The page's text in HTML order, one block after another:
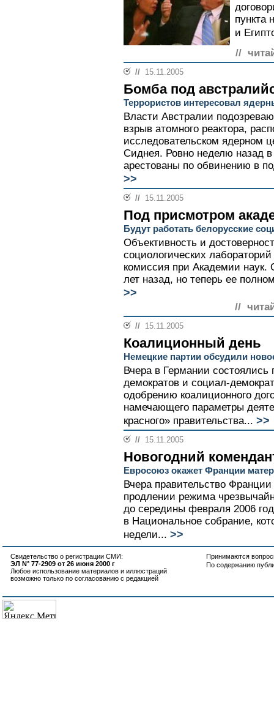
пункта
и
//
// 15.11.2005
Бомба под
Террористов интересовал
Власти Австралии
взрыв атомного реактора,
исследовательском ядерном
Сиднея. Ровно неделю назад
арестованы по обвинению в
>>
// 15.11.2005
Под присмотром
Будут работать белорусские
Объективность и
социологических
комиссия при Академии наук.
лет назад, но теперь ее
>>
//
// 15.11.2005
Коалиционный день
Немецкие партии обсудили
Вчера в Германии
демократов и социал-
одобрению коалиционного
намечающего параметры
красного» правительства... >>
// 15.11.2005
Новогодний
Евросоюз окажет Франции
Вчера правительство
продлении режима
до середины февраля 2006
в Национальное собрание,
недели... >>
Свидетельство о регистрации СМИ:
ЭЛ N° 77-2909 от 26 июня 2000 г
Любое использование материалов и иллюстраций
возможно только по согласованию с редакцией
Принимаются
По содержанию